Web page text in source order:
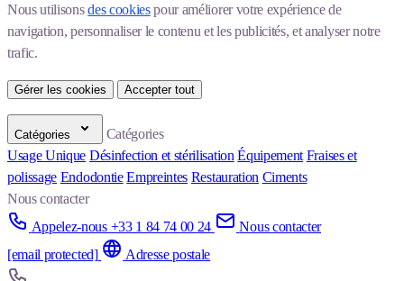
Nous utilisons des cookies pour améliorer votre expérience de
navigation, personnaliser le contenu et les publicités, et analyser notre
trafic.
Gérer les cookies Accepter tout
Catégories
Catégories
Usage Unique Désinfection et stérilisation Équipement Fraises et
polissage Endodontie Empreintes Restauration Ciments
Nous contacter
Appelez-nous +33 1 84 74 00 24
Nous contacter
[email protected]
Adresse postale